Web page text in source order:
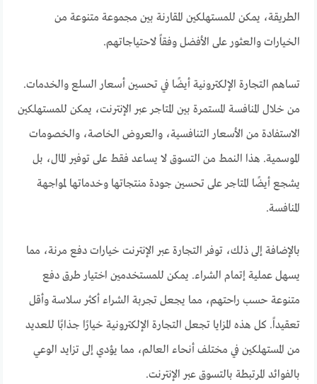
الطريقة، يمكن للمستهلكين المقارنة بين مجموعة متنوعة من
الخيارات والعثور على الأفضل وفقاً لاحتياجاتهم.
تساهم التجارة الإلكترونية أيضًا في تحسين أسعار السلع والخدمات.
من خلال المنافسة المستمرة بين المتاجر عبر الإنترنت، يمكن للمستهلكين
الاستفادة من الأسعار التنافسية، والعروض الخاصة، والخصومات
الموسمية. هذا النمط من التسوق لا يساعد فقط على توفير المال، بل
يشجع أيضًا المتاجر على تحسين جودة منتجاتها وخدماتها لمواجهة
المنافسة.
بالإضافة إلى ذلك، توفر التجارة عبر الإنترنت خيارات دفع مرنة، مما
يسهل عملية إتمام الشراء. يمكن للمستخدمين اختيار طرق دفع
متنوعة حسب راحتهم، مما يجعل تجربة الشراء أكثر سلاسة وأقل
تعقيداً. كل هذه المزايا تجعل التجارة الإلكترونية خيارًا جذابًا للعديد
من المستهلكين في مختلف أنحاء العالم، مما يؤدي إلى تزايد الوعي
بالفوائد المرتبطة بالتسوق عبر الإنترنت.